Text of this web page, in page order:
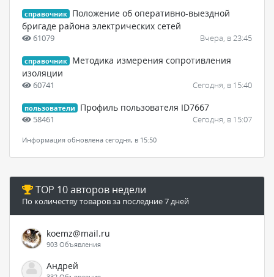
справочник
Положение об оперативно-выездной
бригаде района электрических сетей
61079 Вчера, в 23:45
справочник
Методика измерения сопротивления
изоляции
60741 Сегодня, в 15:40
пользователи Профиль пользователя ID7667
58461 Сегодня, в 15:07
Информация обновлена сегодня, в 15:50
TOP 10 авторов недели
По количеству товаров за последние 7 дней
koemz@mail.ru
903 Объявления
Андрей